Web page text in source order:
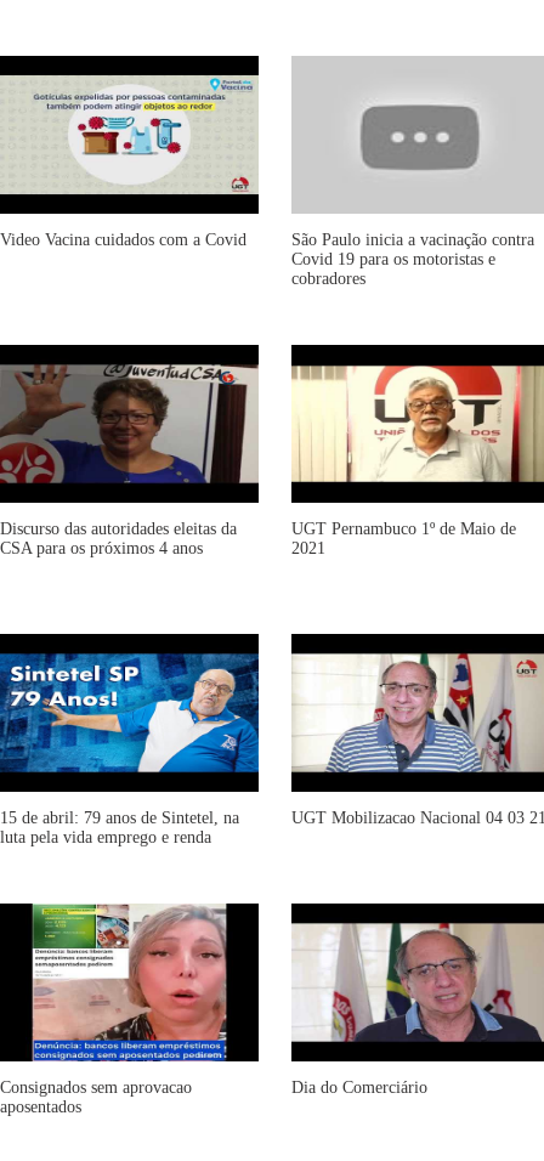
Video Vacina cuidados com a Covid
São Paulo inicia a vacinação contra
Covid 19 para os motoristas e
cobradores
Discurso das autoridades eleitas da
CSA para os próximos 4 anos
UGT Pernambuco 1º de Maio de
2021
15 de abril: 79 anos de Sintetel, na
luta pela vida emprego e renda
UGT Mobilizacao Nacional 04 03
Consignados sem aprovacao
aposentados
Dia do Comerciário